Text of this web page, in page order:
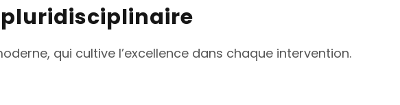
pluridisciplinaire
qui cultive l’excellence dans chaque intervention.